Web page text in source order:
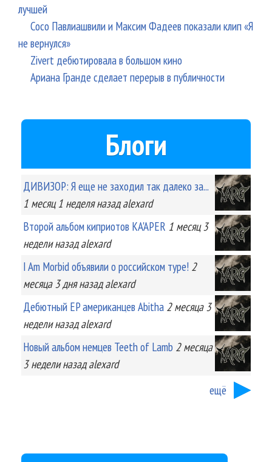
лучшей
Сосо Павлиашвили и Максим Фадеев показали клип «Я
не вернулся»
Zivert дебютировала в большом кино
Ариана Гранде сделает перерыв в публичности
Блоги
ДИВИЗОР: Я еще не заходил так далеко за...
1 месяц 1 неделяназад alexard
Второй альбом киприотов KA'APER 1 месяц 3
неделиназад alexard
I Am Morbid объявили о российском туре! 2
месяца 3 дняназад alexard
Дебютный EP американцев Abitha 2 месяца 3
неделиназад alexard
Новый альбом немцев Teeth of Lamb 2 месяца
3 неделиназад alexard
ещё